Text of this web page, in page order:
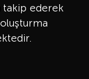
takip ederek